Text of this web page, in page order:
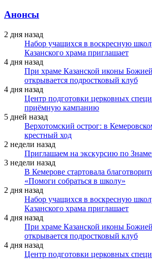
Анонсы
2 дня назад
Набор учащихся в воскресную
Казанского храма приглашает
4 дня назад
При храме Казанской иконы
открывается подростковый клуб
4 дня назад
Центр подготовки церковных
приёмную кампанию
5 дней назад
Верхотомский острог: в
крестный ход
2 недели назад
Приглашаем на экскурсию по
3 недели назад
В Кемерове стартовала
«Помоги собраться в школу»
2 дня назад
Набор учащихся в воскресную
Казанского храма приглашает
4 дня назад
При храме Казанской иконы
открывается подростковый клуб
4 дня назад
Центр подготовки церковных